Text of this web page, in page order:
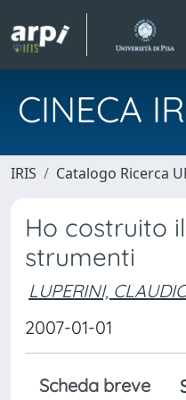
CINECA
IRIS Catalogo Ricerca
Ho costruito
strumenti
LUPERINI,
2007-01-01
Scheda breve